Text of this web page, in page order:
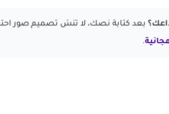
بعد كتابة نصك، لا تنسَ تصميم صور
.